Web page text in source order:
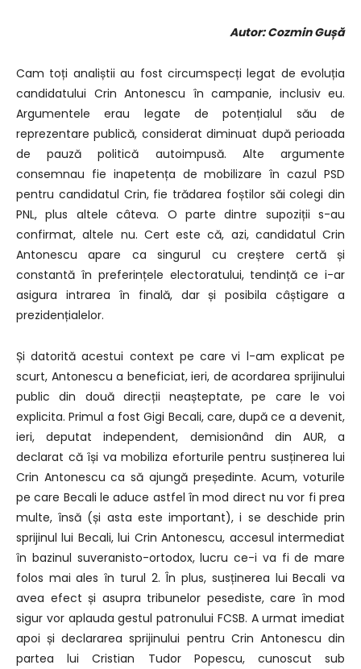
Autor: Cozmin Gușă
Cam toți analiștii au fost circumspecți legat de evoluția
candidatului Crin Antonescu în campanie, inclusiv eu.
Argumentele erau legate de potențialul său de
reprezentare publică, considerat diminuat după perioada
de pauză politică autoimpusă. Alte argumente
consemnau fie inapetența de mobilizare în cazul PSD
pentru candidatul Crin, fie trădarea foștilor săi colegi din
PNL, plus altele câteva. O parte dintre supoziții s-au
confirmat, altele nu. Cert este că, azi, candidatul Crin
Antonescu apare ca singurul cu creștere certă și
constantă în preferințele electoratului, tendință ce i-ar
asigura intrarea în finală, dar și posibila câștigare a
prezidențialelor.
Și datorită acestui context pe care vi l-am explicat pe
scurt, Antonescu a beneficiat, ieri, de acordarea sprijinului
public din două direcții neașteptate, pe care le voi
explicita. Primul a fost Gigi Becali, care, după ce a devenit,
ieri, deputat independent, demisionând din AUR, a
declarat că își va mobiliza eforturile pentru susținerea lui
Crin Antonescu ca să ajungă președinte. Acum, voturile
pe care Becali le aduce astfel în mod direct nu vor fi prea
multe, însă (și asta este important), i se deschide prin
sprijinul lui Becali, lui Crin Antonescu, accesul intermediat
în bazinul suveranisto-ortodox, lucru ce-i va fi de mare
folos mai ales în turul 2. În plus, susținerea lui Becali va
avea efect și asupra tribunelor pesediste, care în mod
sigur vor aplauda gestul patronului FCSB. A urmat imediat
apoi și declararea sprijinului pentru Crin Antonescu din
partea lui Cristian Tudor Popescu, cunoscut sub